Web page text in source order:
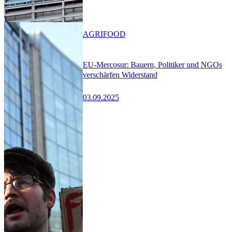
EU-Mercosur: Bauern, Politiker und NGOs
verschärfen Widerstand
03.09.2025
AGRIFOOD